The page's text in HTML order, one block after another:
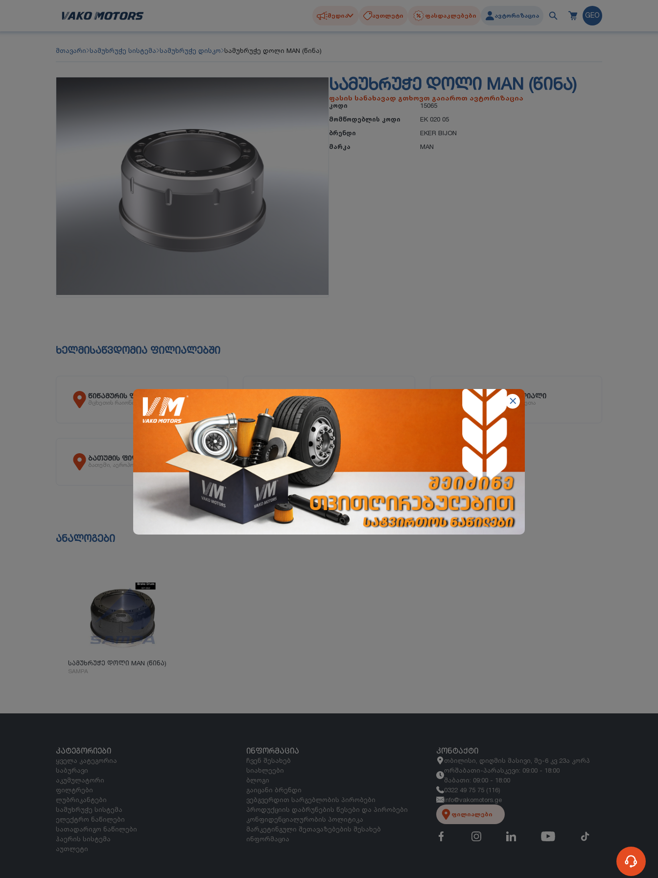
მედია აუთლეტი ფასდაკლებები ავტორიზაცია GEO
მთავარი სამუხრუჭე სისტემა სამუხრუჭე დისკო სამუხრუჭე დოლი MAN (წინა)
ᲡᲐᲛᲣᲮᲠᲣᲭᲔ ᲓᲝᲚᲘ MAN (ᲬᲘᲜᲐ)
ფასის სანახავად გთხოვთ გაიაროთ ავტორიზაცია
კოდი
15065
მომწოდებლის კოდი
EK 020 05
ბრენდი
EKER BIJON
მარკა
MAN
ხელმისაწვდომია ფილიალებში
წიწამურის ფილიალი
მცხეთის რაიონი, სოფ. წიწამური
ორხევის ფილიალი
ორხევის დასახლება, ჩანტლაძის N15
ზესტაფონის ფილიალი
ზესტაფონი, სოფ. არგვეთა
ბათუმის ფილიალი
ბათუმი, აეროპორტის გზატკეცილი 243 ბ
ანალოგები
სამუხრუჭე დოლი MAN (წინა)
SAMPA
ᲙᲐᲢᲔᲒᲝᲠᲘᲔᲑᲘ
ყველა კატეგორია
საბურავი
აკუმულატორი
ფილტრები
ლუბრიკანტები
სამუხრუჭე სისტემა
ელექტრო ნაწილები
სათადარიგო ნაწილები
ჰაერის სისტემა
აუთლეტი
ᲘᲜᲤᲝᲠᲛᲐᲪᲘᲐ
ჩვენ შესახებ
სიახლეები
ბლოგი
გაიცანი ბრენდი
ვებგვერდით სარგებლობის პირობები
პროდუქციის დაბრუნების წესები და პირობები
კონფიდენციალურობის პოლიტიკა
მარკეტინგული შეთავაზებების შესახებ
ინფორმაცია
ᲙᲝᲜᲢᲐᲥᲢᲘ
თბილისი, დიღმის მასივი, მე-6 კვ 23ა კორპ
ორშაბათი-პარასკევი: 09:00 - 18:00
შაბათი: 09:00 - 18:00
0322 49 75 75 (116)
info@vakomotors.ge
ფილიალები